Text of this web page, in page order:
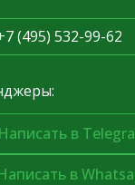
(495) 532-99-62
Написать в
в